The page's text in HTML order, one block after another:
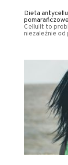
Dieta
Cellulit to
niezależnie od